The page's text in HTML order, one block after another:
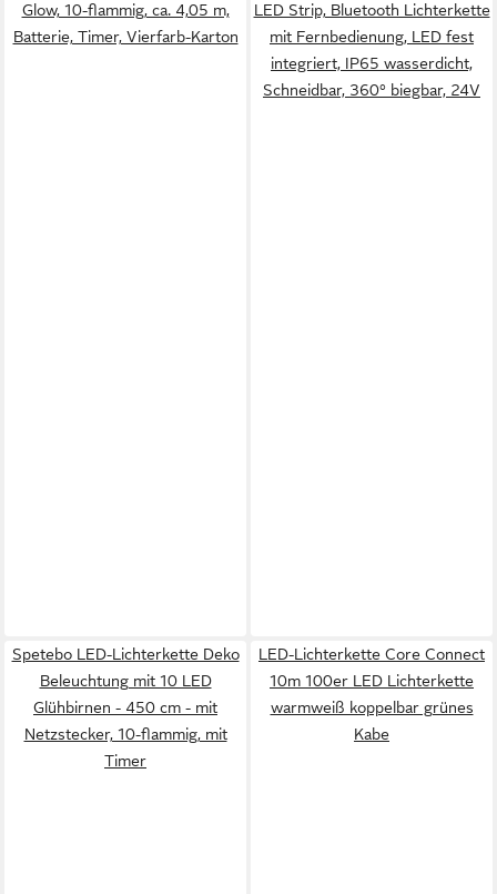
Glow, 10-flammig, ca. 4,05 m,
Batterie, Timer, Vierfarb-Karton
LED Strip, Bluetooth Lichterkette
mit Fernbedienung, LED fest
integriert, IP65 wasserdicht,
Schneidbar, 360° biegbar, 24V
Spetebo LED-Lichterkette Deko
Beleuchtung mit 10 LED
Glühbirnen - 450 cm - mit
Netzstecker, 10-flammig, mit
Timer
LED-Lichterkette Core Connect
10m 100er LED Lichterkette
warmweiß koppelbar grünes
Kabe